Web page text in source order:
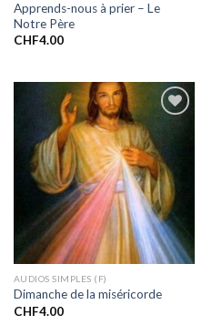
Apprends-nous à prier – Le
Notre Père
CHF4.00
Ajouter
à la liste
de
souhaits
AUDIOS SIMPLES (F)
Dimanche de la miséricorde
CHF4.00